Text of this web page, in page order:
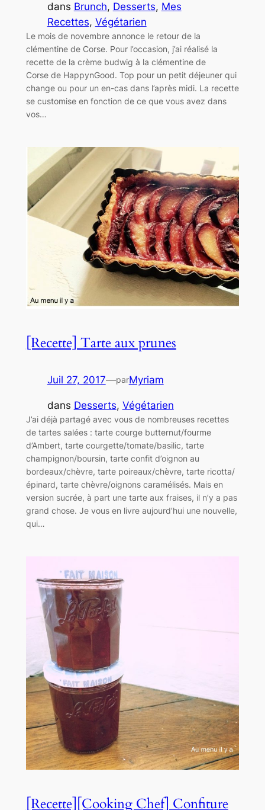
dans Brunch, Desserts, Mes
Recettes, Végétarien
Le mois de novembre annonce le retour de la
clémentine de Corse. Pour l’occasion, j’ai réalisé la
recette de la crème budwig à la clémentine de
Corse de HappynGood. Top pour un petit déjeuner qui
change ou pour un en-cas dans l’après midi. La recette
se customise en fonction de ce que vous avez dans
vos…
[Recette] Tarte aux prunes
Juil 27, 2017—parMyriam
dans Desserts, Végétarien
J’ai déjà partagé avec vous de nombreuses recettes
de tartes salées : tarte courge butternut/fourme
d’Ambert, tarte courgette/tomate/basilic, tarte
champignon/boursin, tarte confit d’oignon au
bordeaux/chèvre, tarte poireaux/chèvre, tarte ricotta/
épinard, tarte chèvre/oignons caramélisés. Mais en
version sucrée, à part une tarte aux fraises, il n’y a pas
grand chose. Je vous en livre aujourd’hui une nouvelle,
qui…
[Recette][Cooking Chef] Confiture